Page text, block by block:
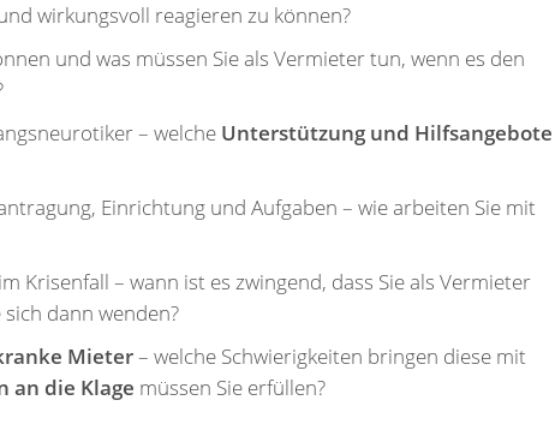
wirkungsvoll reagieren zu können?
und was müssen Sie als Vermieter tun, wenn es den
– welche Unterstützung und Hilfsangebote
Einrichtung und Aufgaben – wie arbeiten Sie mit
im Krisenfall – wann ist es zwingend, dass Sie als Vermieter
dann wenden?
Mieter– welche Schwierigkeiten bringen diese mit
an die Klage müssen Sie erfüllen?